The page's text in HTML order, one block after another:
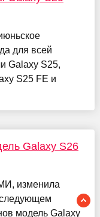
для всей
Galaxy S25,
S25 FE и
Galaxy S26
изменила
следующем
модель Galaxy